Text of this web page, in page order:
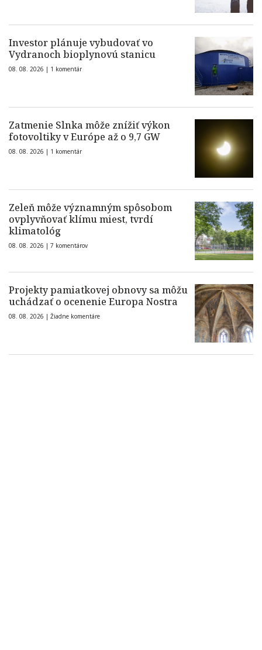
Investor plánuje vybudovať vo
Vydranoch bioplynovú stanicu
08. 08. 2026 | 1 komentár
Zatmenie Slnka môže znížiť výkon
fotovoltiky v Európe až o 9,7 GW
08. 08. 2026 | 1 komentár
Zeleň môže významným spôsobom
ovplyvňovať klímu miest, tvrdí
klimatológ
08. 08. 2026 | 7 komentárov
Projekty pamiatkovej obnovy sa môžu
uchádzať o ocenenie Europa Nostra
08. 08. 2026 | Žiadne komentáre